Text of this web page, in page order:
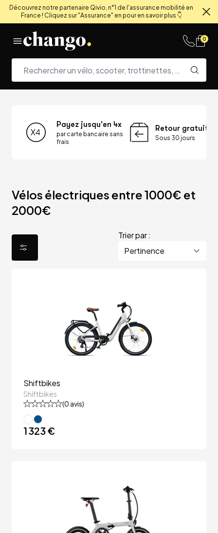
Découvrez notre partenaire Qivio, n°1 de l'assurance mobilité en
France ! Cliquez sur "Assurance" en pour en savoir plus 👇
0
Payez jusqu'en 4x
par carte bancaire sans
frais
Retour gratuit
Sous 30 jours
Vélos électriques entre 1000€ et
2000€
Trier par :
Shiftbikes
Shiftbikes
(0 avis)
1 323 €